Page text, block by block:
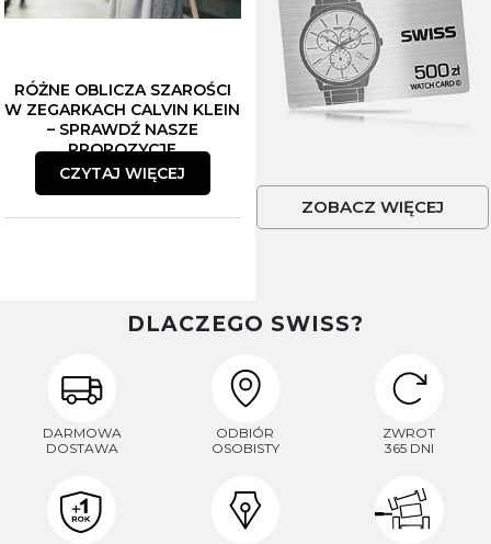
RÓŻNE OBLICZA SZAROŚCI
W ZEGARKACH CALVIN KLEIN
– SPRAWDŹ NASZE
PROPOZYCJE
CZYTAJ WIĘCEJ
ZOBACZ WIĘCEJ
DLACZEGO SWISS?
DARMOWA
DOSTAWA
ODBIÓR
OSOBISTY
ZWROT
365 DNI